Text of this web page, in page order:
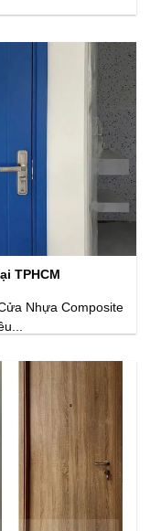
TPHCM
Nhựa Composite